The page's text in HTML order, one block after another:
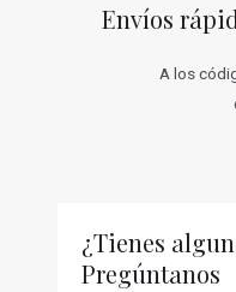
Envíos
A los
¿Tienes
Pregúntanos